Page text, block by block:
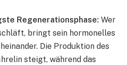
Regenerationsphase: Wer
bringt sein hormonelles
Die Produktion des
steigt, während das